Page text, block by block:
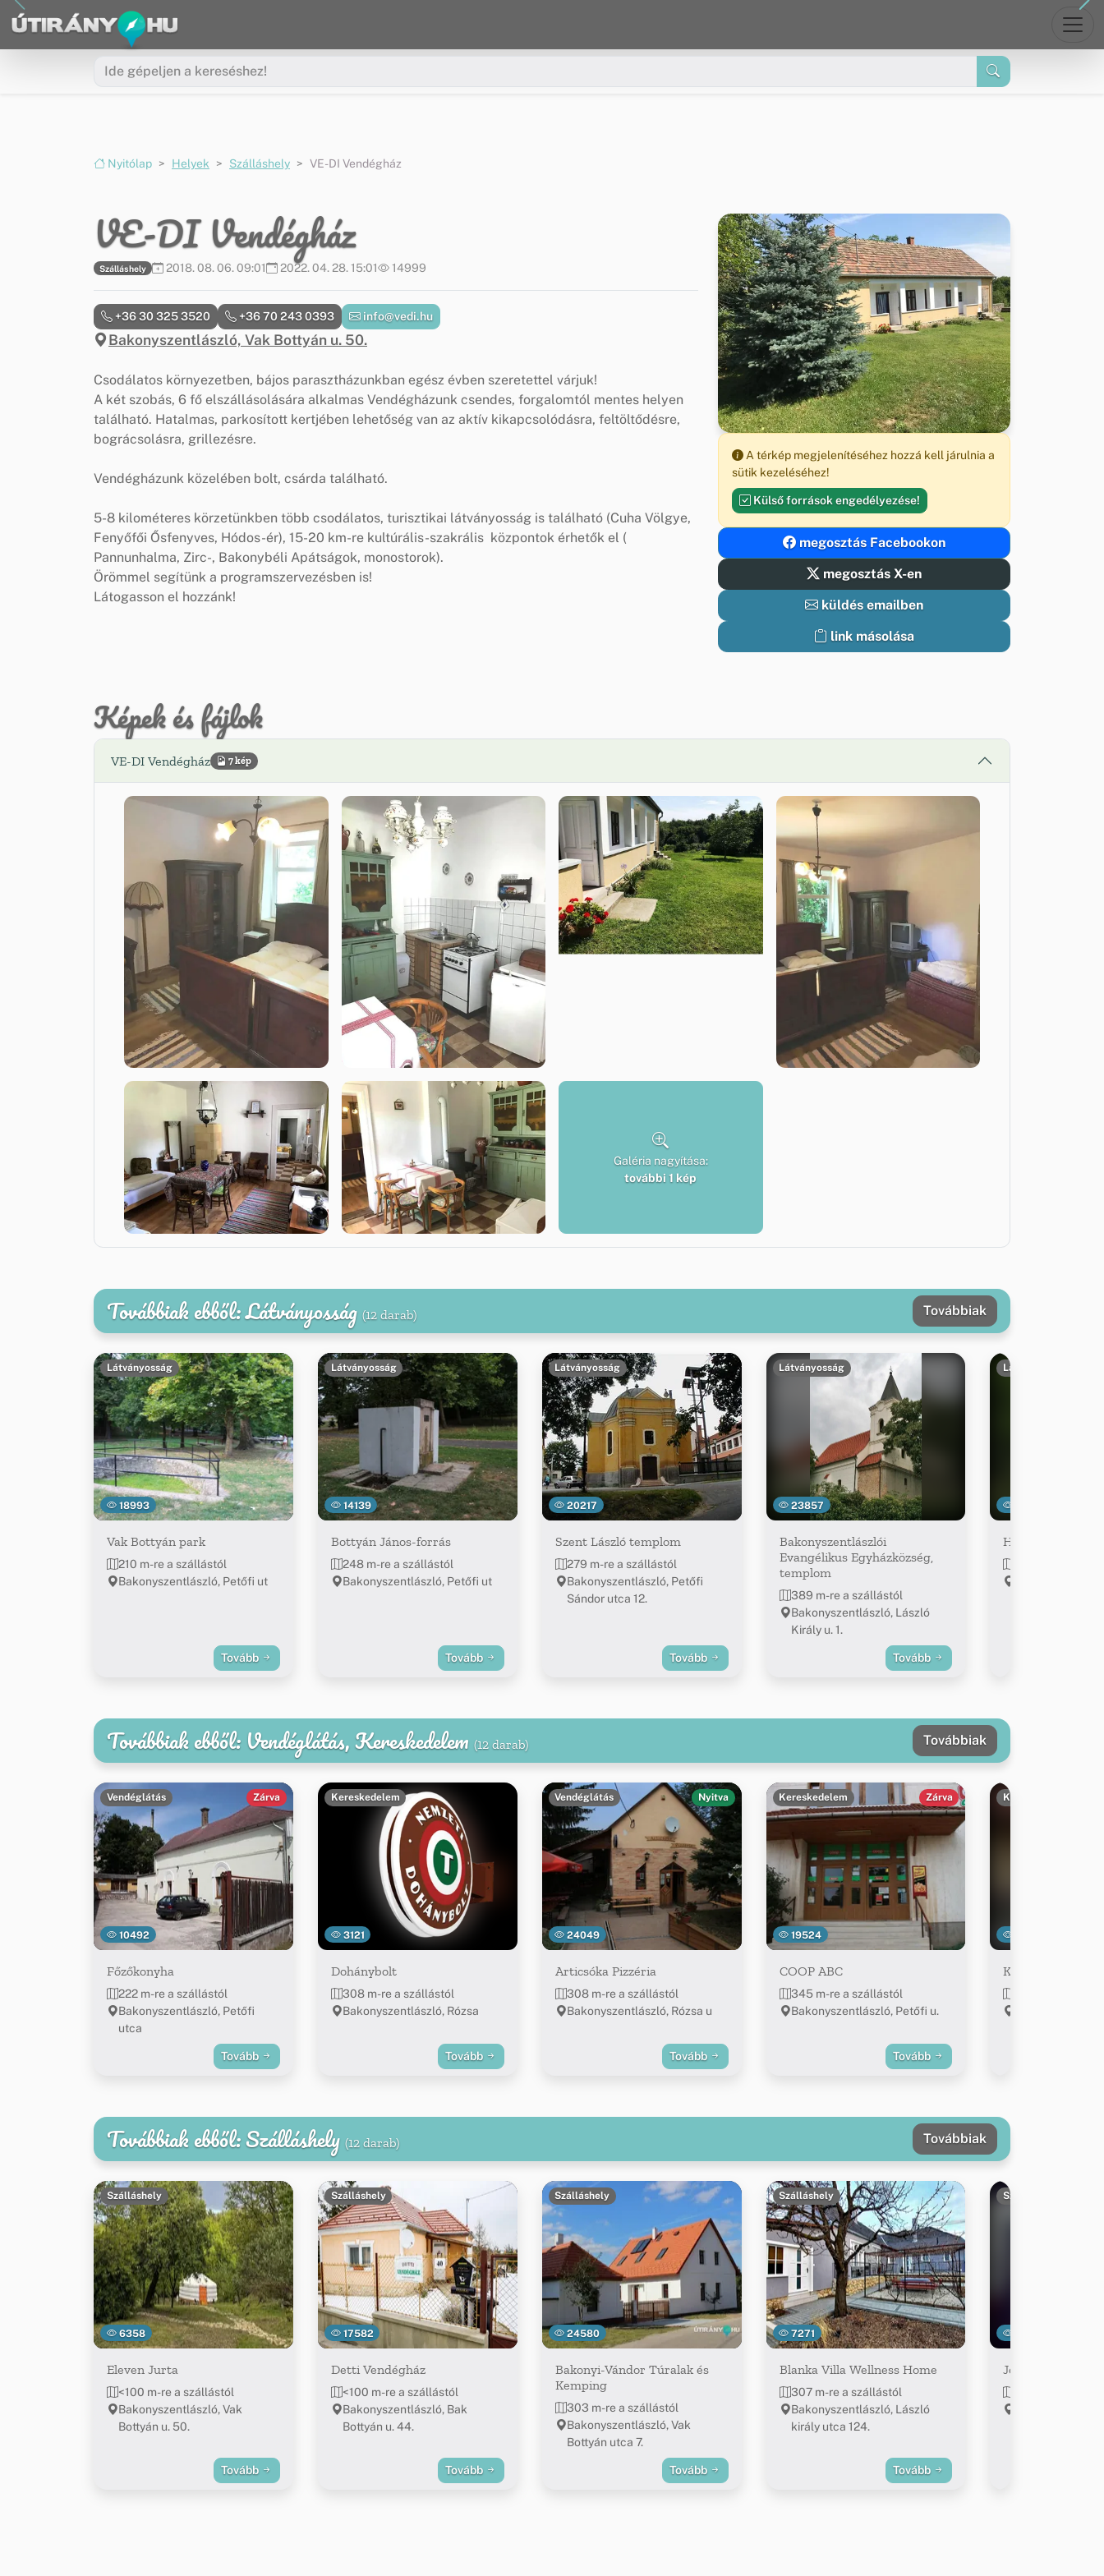
Ugrás a menüre
Ugrás a tartalomra
Nyitólap Helyek Szálláshely VE-DI Vendégház
VE-DI Vendégház
Szálláshely 2018. 08. 06. 09:01 2022. 04. 28. 15:01 14999
Bakonyszentlászló, Vak Bottyán u. 50.
+36 30 325 3520 +36 70 243 0393 info@vedi.hu
Csodálatos környezetben, bájos parasztházunkban egész évben szeretettel várjuk!
A két szobás, 6 fő elszállásolására alkalmas Vendégházunk csendes, forgalomtól mentes helyen
található. Hatalmas, parkosított kertjében lehetőség van az aktív kikapcsolódásra, feltöltődésre,
bográcsolásra, grillezésre.
Vendégházunk közelében bolt, csárda található.
5-8 kilométeres körzetünkben több csodálatos, turisztikai látványosság is található (Cuha Völgye,
Fenyőfői Ősfenyves, Hódos-ér), 15-20 km-re kultúrális-szakrális központok érhetők el (
Pannunhalma, Zirc-, Bakonybéli Apátságok, monostorok).
Örömmel segítünk a programszervezésben is!
Látogasson el hozzánk!
A térkép megjelenítéséhez hozzá kell járulnia a
sütik kezeléséhez!
Külső források engedélyezése!
megosztás Facebookon
megosztás X-en
küldés emailben
link másolása
Képek és fájlok
VE-DI Vendégház 7 kép
Galéria nagyítása:
további 1 kép
Továbbiak ebből: Látványosság (12 darab) Továbbiak
18993
Látványosság
Vak Bottyán park
210 m-re a szállástól
Bakonyszentlászló, Petőfi ut
Tovább
14139
Látványosság
Bottyán János-forrás
248 m-re a szállástól
Bakonyszentlászló, Petőfi ut
Tovább
20217
Látványosság
Szent László templom
279 m-re a szállástól
Bakonyszentlászló, Petőfi
Sándor utca 12.
Tovább
23857
Látványosság
Bakonyszentlászlói
Evangélikus Egyházközség,
templom
389 m-re a szállástól
Bakonyszentlászló, László
Király u. 1.
Tovább
Látványosság
Hódos-éri
Továbbiak ebből: Vendéglátás, Kereskedelem (12 darab) Továbbiak
10492
Vendéglátás Zárva
Főzőkonyha
222 m-re a szállástól
Bakonyszentlászló, Petőfi
utca
Tovább
3121
Kereskedelem
Dohánybolt
308 m-re a szállástól
Bakonyszentlászló, Rózsa
Tovább
24049
Vendéglátás Nyitva
Articsóka Pizzéria
308 m-re a szállástól
Bakonyszentlászló, Rózsa u
Tovább
19524
Kereskedelem Zárva
COOP ABC
345 m-re a szállástól
Bakonyszentlászló, Petőfi u.
Tovább
Kereskedelem
Kék Ibolya
Továbbiak ebből: Szálláshely (12 darab) Továbbiak
6358
Szálláshely
Eleven Jurta
<100 m-re a szállástól
Bakonyszentlászló, Vak
Bottyán u. 50.
Tovább
17582
Szálláshely
Detti Vendégház
<100 m-re a szállástól
Bakonyszentlászló, Bak
Bottyán u. 44.
Tovább
24580
Szálláshely
Bakonyi-Vándor Túralak és
Kemping
303 m-re a szállástól
Bakonyszentlászló, Vak
Bottyán utca 7.
Tovább
7271
Szálláshely
Blanka Villa Wellness Home
307 m-re a szállástól
Bakonyszentlászló, László
király utca 124.
Tovább
Szálláshely
Józsi Papa